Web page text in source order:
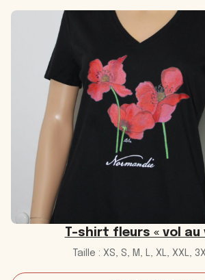
T-shirt fleurs « vol au
Taille : XS, S, M, L, XL, XXL,